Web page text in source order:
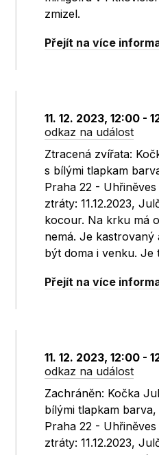
zmizel.
Přejít na více
11. 12. 2023, 12:00 -
odkaz na událost
Ztracená zvířata:
s bílými tlapkam
Praha 22 -
ztráty: 11.12.2023,
kocour. Na krku má
nemá. Je
být doma i venku.
Přejít na více
11. 12. 2023, 12:00 -
odkaz na událost
Zachráněn: Kočka
bílými tlapkam barva,
Praha 22 -
ztráty: 11.12.2023,